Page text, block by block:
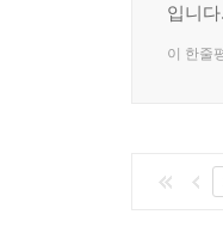
입니다.
이 한줄